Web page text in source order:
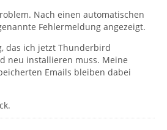
Nach einen automatischen
Fehlermeldung angezeigt.
das ich jetzt Thunderbird
neu installieren muss. Meine
Emails bleiben dabei